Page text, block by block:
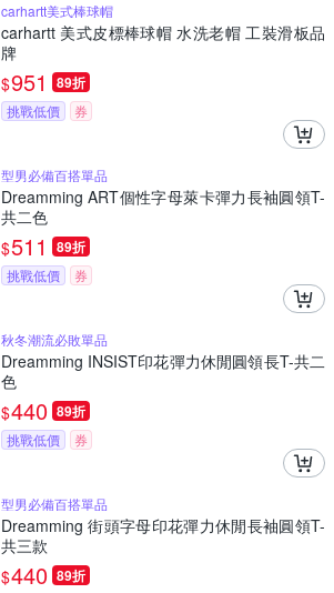
carhartt美式棒球帽
carhartt 美式皮標棒球帽 水洗老帽 工裝滑板品
牌
$951 89折
挑戰低價 券
型男必備百搭單品
Dreamming ART個性字母萊卡彈力長袖圓領T-
共二色
$511 89折
挑戰低價 券
秋冬潮流必敗單品
Dreamming INSIST印花彈力休閒圓領長T-共二
色
$440 89折
挑戰低價 券
型男必備百搭單品
Dreamming 街頭字母印花彈力休閒長袖圓領T-
共三款
$440 89折